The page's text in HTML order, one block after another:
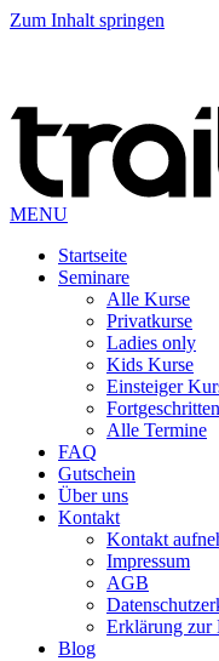
Zum Inhalt springen
MENU
Startseite
Seminare
Alle Kurse
Privatkurse
Ladies only
Kids Kurse
Einsteiger
Alle Termine
FAQ
Gutschein
Über uns
Kontakt
Kontakt
Impressum
AGB
Erklärung zur
Blog